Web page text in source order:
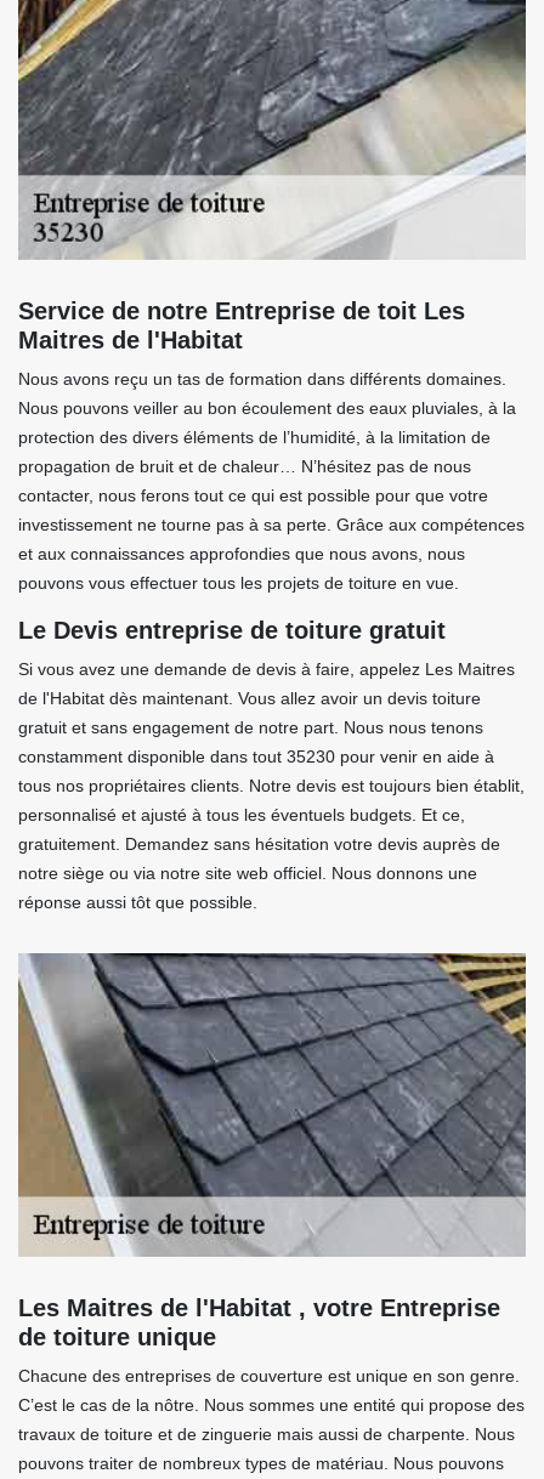
Service de notre Entreprise de toit Les
Maitres de l'Habitat
Nous avons reçu un tas de formation dans différents domaines.
Nous pouvons veiller au bon écoulement des eaux pluviales, à la
protection des divers éléments de l’humidité, à la limitation de
propagation de bruit et de chaleur… N’hésitez pas de nous
contacter, nous ferons tout ce qui est possible pour que votre
investissement ne tourne pas à sa perte. Grâce aux compétences
et aux connaissances approfondies que nous avons, nous
pouvons vous effectuer tous les projets de toiture en vue.
Le Devis entreprise de toiture gratuit
Si vous avez une demande de devis à faire, appelez Les Maitres
de l'Habitat dès maintenant. Vous allez avoir un devis toiture
gratuit et sans engagement de notre part. Nous nous tenons
constamment disponible dans tout 35230 pour venir en aide à
tous nos propriétaires clients. Notre devis est toujours bien établit,
personnalisé et ajusté à tous les éventuels budgets. Et ce,
gratuitement. Demandez sans hésitation votre devis auprès de
notre siège ou via notre site web officiel. Nous donnons une
réponse aussi tôt que possible.
Les Maitres de l'Habitat , votre Entreprise
de toiture unique
Chacune des entreprises de couverture est unique en son genre.
C’est le cas de la nôtre. Nous sommes une entité qui propose des
travaux de toiture et de zinguerie mais aussi de charpente. Nous
pouvons traiter de nombreux types de matériau. Nous pouvons